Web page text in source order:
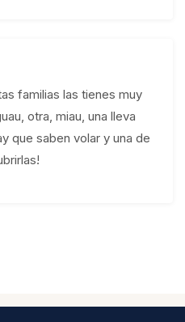
familias las tienes muy
otra, miau, una lleva
que saben volar y una de